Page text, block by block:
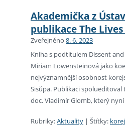
Akademička z
publikace The
Zveřejněno 8. 6. 2023
Kniha s podtitulem Dissent
Miriam Löwensteinová jako
nejvýznamnější osobnost
Sisŭpa. Publikaci spolueditoval
doc. Vladimír Glomb, který
Rubriky:Aktuality | Štítky: